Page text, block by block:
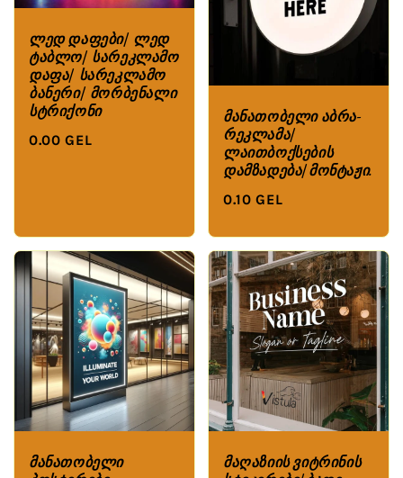
ლედ დაფები/ ლედ
ტაბლო/ სარეკლამო
დაფა/ სარეკლამო
ბანერი/ მორბენალი
სტრიქონი
0.00 GEL
მანათობელი აბრა-
რეკლამა/
ლაითბოქსების
დამზადება/მონტაჟი.
0.10 GEL
მანათობელი
მაღაზიის ვიტრინის